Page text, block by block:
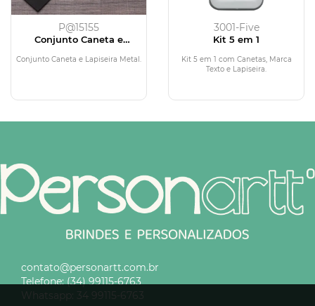
P@15155
Conjunto Caneta e
Conjunto Caneta e Lapiseira Metal.
3001-Five
Kit 5 em 1
Kit 5 em 1 com Canetas, Marca
Texto e Lapiseira.
contato@personartt.com.br
Telefone:(34) 99115-6763
Whatsapp:
34 99115-6763